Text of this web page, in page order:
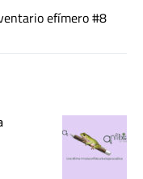
efímero #8